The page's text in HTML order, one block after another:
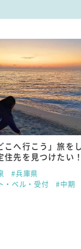
こへ行こう」旅を
住先を見つけたい！
#兵庫県
・ベル・受付
#中期